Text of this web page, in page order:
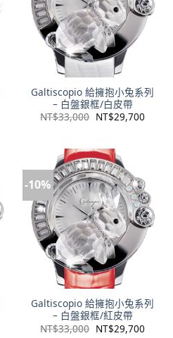
Galtiscopio 給擁抱小兔系列
– 白盤銀框/白皮帶
NT$33,000 NT$29,700
-10%
Galtiscopio 給擁抱小兔系列
– 白盤銀框/紅皮帶
NT$33,000 NT$29,700